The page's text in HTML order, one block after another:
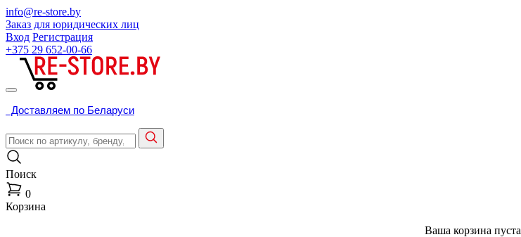
info@re-store.by
Заказ для юридических лиц
Вход Регистрация
+375 29 652-00-66
Доставляем по Беларуси
Поиск
0
Корзина
Ваша корзина пуста